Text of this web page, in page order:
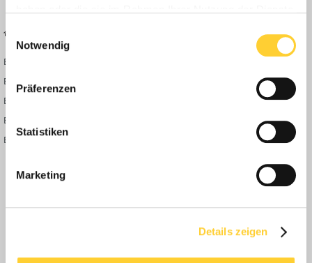
Einwilligungsauswahl
Notwendig
Präferenzen
Statistiken
Marketing
Details zeigen
Bauforum24 News
Bauforum24 TV
BF24 Mediathek
BF24 Fotostrecken
Bauforum Shop